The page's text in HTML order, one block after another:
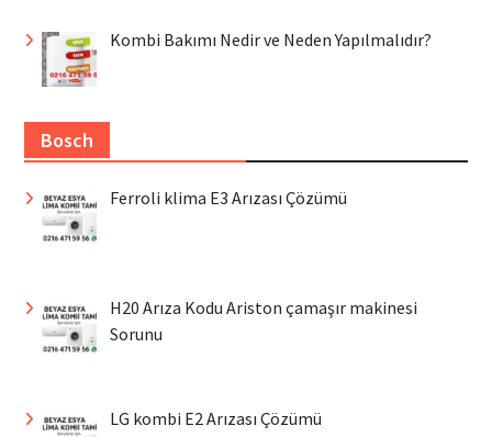
Kombi Bakımı Nedir ve Neden Yapılmalıdır?
Bosch
Ferroli klima E3 Arızası Çözümü
H20 Arıza Kodu Ariston çamaşır makinesi
Sorunu
LG kombi E2 Arızası Çözümü